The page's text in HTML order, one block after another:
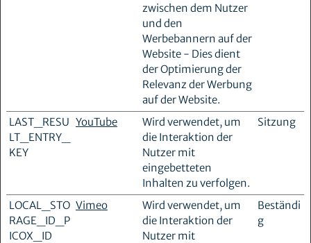
zwischen dem Nutzer
und den
Werbebannern auf der
Website - Dies dient
der Optimierung der
Relevanz der Werbung
auf der Website.
LAST_RESU
LT_ENTRY_
KEY
YouTube
Wird verwendet, um
die Interaktion der
Nutzer mit
eingebetteten
Inhalten zu verfolgen.
Sitzung
LOCAL_STO
RAGE_ID_P
ICOX_ID
Vimeo
Wird verwendet, um
die Interaktion der
Nutzer mit
Beständi
g